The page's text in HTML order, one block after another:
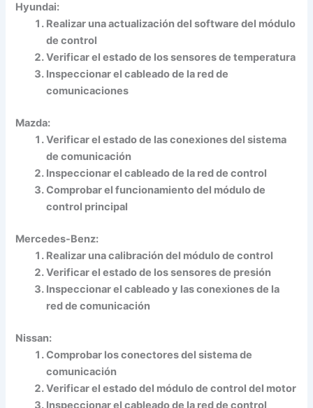
Hyundai:
Realizar una actualización del software del módulo
de control
Verificar el estado de los sensores de temperatura
Inspeccionar el cableado de la red de
comunicaciones
Mazda:
Verificar el estado de las conexiones del sistema
de comunicación
Inspeccionar el cableado de la red de control
Comprobar el funcionamiento del módulo de
control principal
Mercedes-Benz:
Realizar una calibración del módulo de control
Verificar el estado de los sensores de presión
Inspeccionar el cableado y las conexiones de la
red de comunicación
Nissan:
Comprobar los conectores del sistema de
comunicación
Verificar el estado del módulo de control del motor
Inspeccionar el cableado de la red de control